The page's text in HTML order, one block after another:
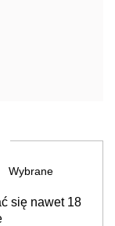
Wybrane
się nawet 18